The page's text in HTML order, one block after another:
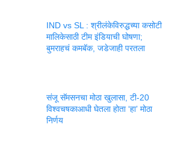
IND vs SL : श्रीलंकेविरुद्धच्या कसोटी
मालिकेसाठी टीम इंडियाची घोषणा;
बुमराहचं कमबॅक, जडेजाही परतला
संजू सॅमसनचा मोठा खुलासा, टी-20
विश्वचषकाआधी घेतला होता ‘हा’ मोठा
निर्णय